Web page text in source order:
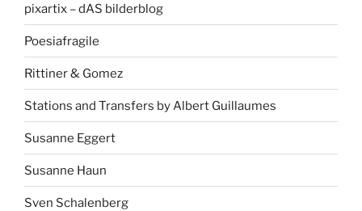
pixartix – dAS bilderblog
Poesiafragile
Rittiner & Gomez
Stations and Transfers by Albert Guillaumes
Susanne Eggert
Susanne Haun
Sven Schalenberg